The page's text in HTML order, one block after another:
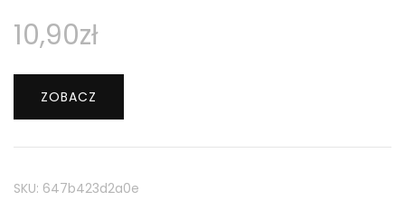
10,90zł
ZOBACZ
SKU: 647b423d2a0e